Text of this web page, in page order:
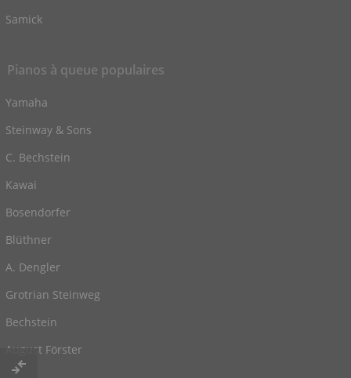
Samick
Pianos à queue populaires
Yamaha
Steinway & Sons
C. Bechstein
Kawai
Bosendorfer
Blüthner
A. Dengler
Grotrian Steinweg
Bechstein
August Förster